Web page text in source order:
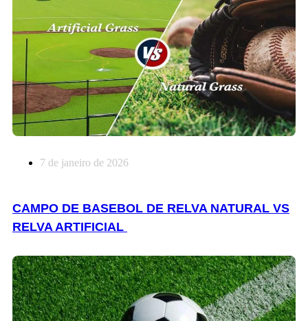
7 de janeiro de 2026
CAMPO DE BASEBOL DE RELVA NATURAL VS
RELVA ARTIFICIAL